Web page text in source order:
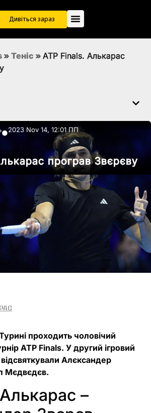
Дивіться зараз
» Теніс » ATP Finals. Алькарас
●2023 Nov 14, 12:01 ПП
програв Звєрєву
проходить чоловічий
ATP Finals. У другий ігровий
Алєксандер
Мєдвєдєв.
–